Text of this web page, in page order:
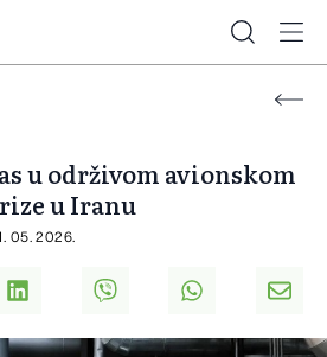
u održivom avionskom
u Iranu
05. 2026.